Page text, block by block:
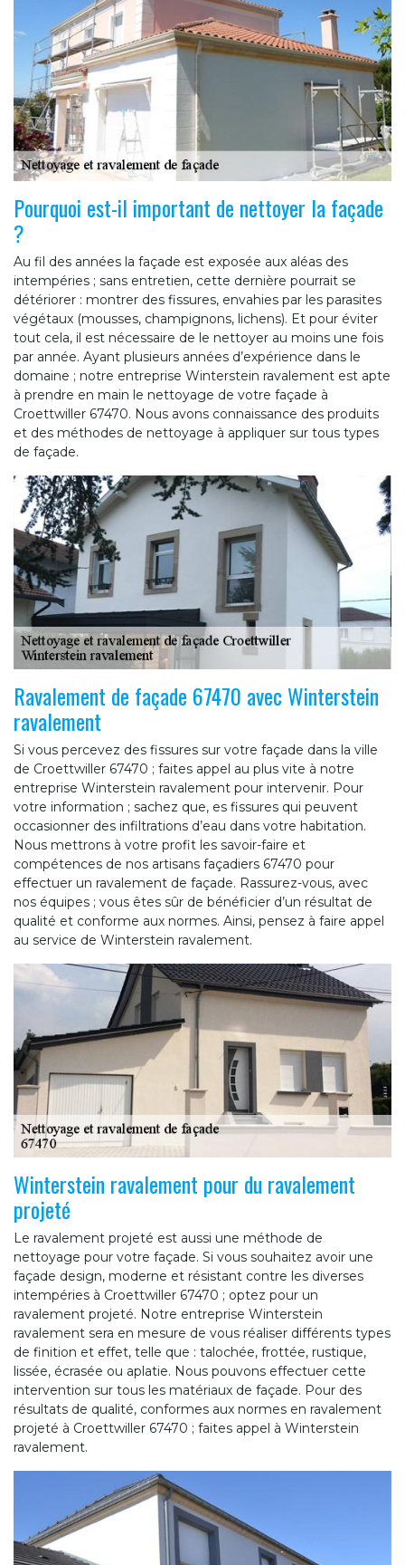
Pourquoi est-il important de nettoyer la façade
?
Au fil des années la façade est exposée aux aléas des
intempéries ; sans entretien, cette dernière pourrait se
détériorer : montrer des fissures, envahies par les parasites
végétaux (mousses, champignons, lichens). Et pour éviter
tout cela, il est nécessaire de le nettoyer au moins une fois
par année. Ayant plusieurs années d’expérience dans le
domaine ; notre entreprise Winterstein ravalement est apte
à prendre en main le nettoyage de votre façade à
Croettwiller 67470. Nous avons connaissance des produits
et des méthodes de nettoyage à appliquer sur tous types
de façade.
Ravalement de façade 67470 avec Winterstein
ravalement
Si vous percevez des fissures sur votre façade dans la ville
de Croettwiller 67470 ; faites appel au plus vite à notre
entreprise Winterstein ravalement pour intervenir. Pour
votre information ; sachez que, es fissures qui peuvent
occasionner des infiltrations d’eau dans votre habitation.
Nous mettrons à votre profit les savoir-faire et
compétences de nos artisans façadiers 67470 pour
effectuer un ravalement de façade. Rassurez-vous, avec
nos équipes ; vous êtes sûr de bénéficier d’un résultat de
qualité et conforme aux normes. Ainsi, pensez à faire appel
au service de Winterstein ravalement.
Winterstein ravalement pour du ravalement
projeté
Le ravalement projeté est aussi une méthode de
nettoyage pour votre façade. Si vous souhaitez avoir une
façade design, moderne et résistant contre les diverses
intempéries à Croettwiller 67470 ; optez pour un
ravalement projeté. Notre entreprise Winterstein
ravalement sera en mesure de vous réaliser différents types
de finition et effet, telle que : talochée, frottée, rustique,
lissée, écrasée ou aplatie. Nous pouvons effectuer cette
intervention sur tous les matériaux de façade. Pour des
résultats de qualité, conformes aux normes en ravalement
projeté à Croettwiller 67470 ; faites appel à Winterstein
ravalement.